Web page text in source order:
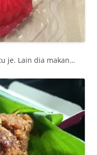
je. Lain dia makan…